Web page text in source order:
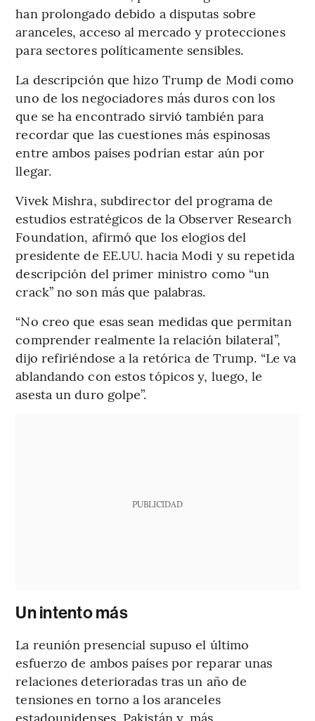
han prolongado debido a disputas sobre
aranceles, acceso al mercado y protecciones
para sectores políticamente sensibles.
La descripción que hizo Trump de Modi como
uno de los negociadores más duros con los
que se ha encontrado sirvió también para
recordar que las cuestiones más espinosas
entre ambos países podrían estar aún por
llegar.
Vivek Mishra, subdirector del programa de
estudios estratégicos de la Observer Research
Foundation, afirmó que los elogios del
presidente de EE.UU. hacia Modi y su repetida
descripción del primer ministro como “un
crack” no son más que palabras.
“No creo que esas sean medidas que permitan
comprender realmente la relación bilateral”,
dijo refiriéndose a la retórica de Trump. “Le va
ablandando con estos tópicos y, luego, le
asesta un duro golpe”.
PUBLICIDAD
Un intento más
La reunión presencial supuso el último
esfuerzo de ambos países por reparar unas
relaciones deterioradas tras un año de
tensiones en torno a los aranceles
estadounidenses, Pakistán y, más